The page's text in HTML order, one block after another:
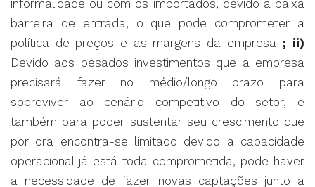
informalidade ou com os importados, devido a baixa
barreira de entrada, o que pode comprometer a
política de preços e as margens da empresa; ii)
Devido aos pesados investimentos que a empresa
precisará fazer no médio/longo prazo para
sobreviver ao cenário competitivo do setor, e
também para poder sustentar seu crescimento que
por ora encontra-se limitado devido a capacidade
operacional já está toda comprometida, pode haver
a necessidade de fazer novas captações junto a